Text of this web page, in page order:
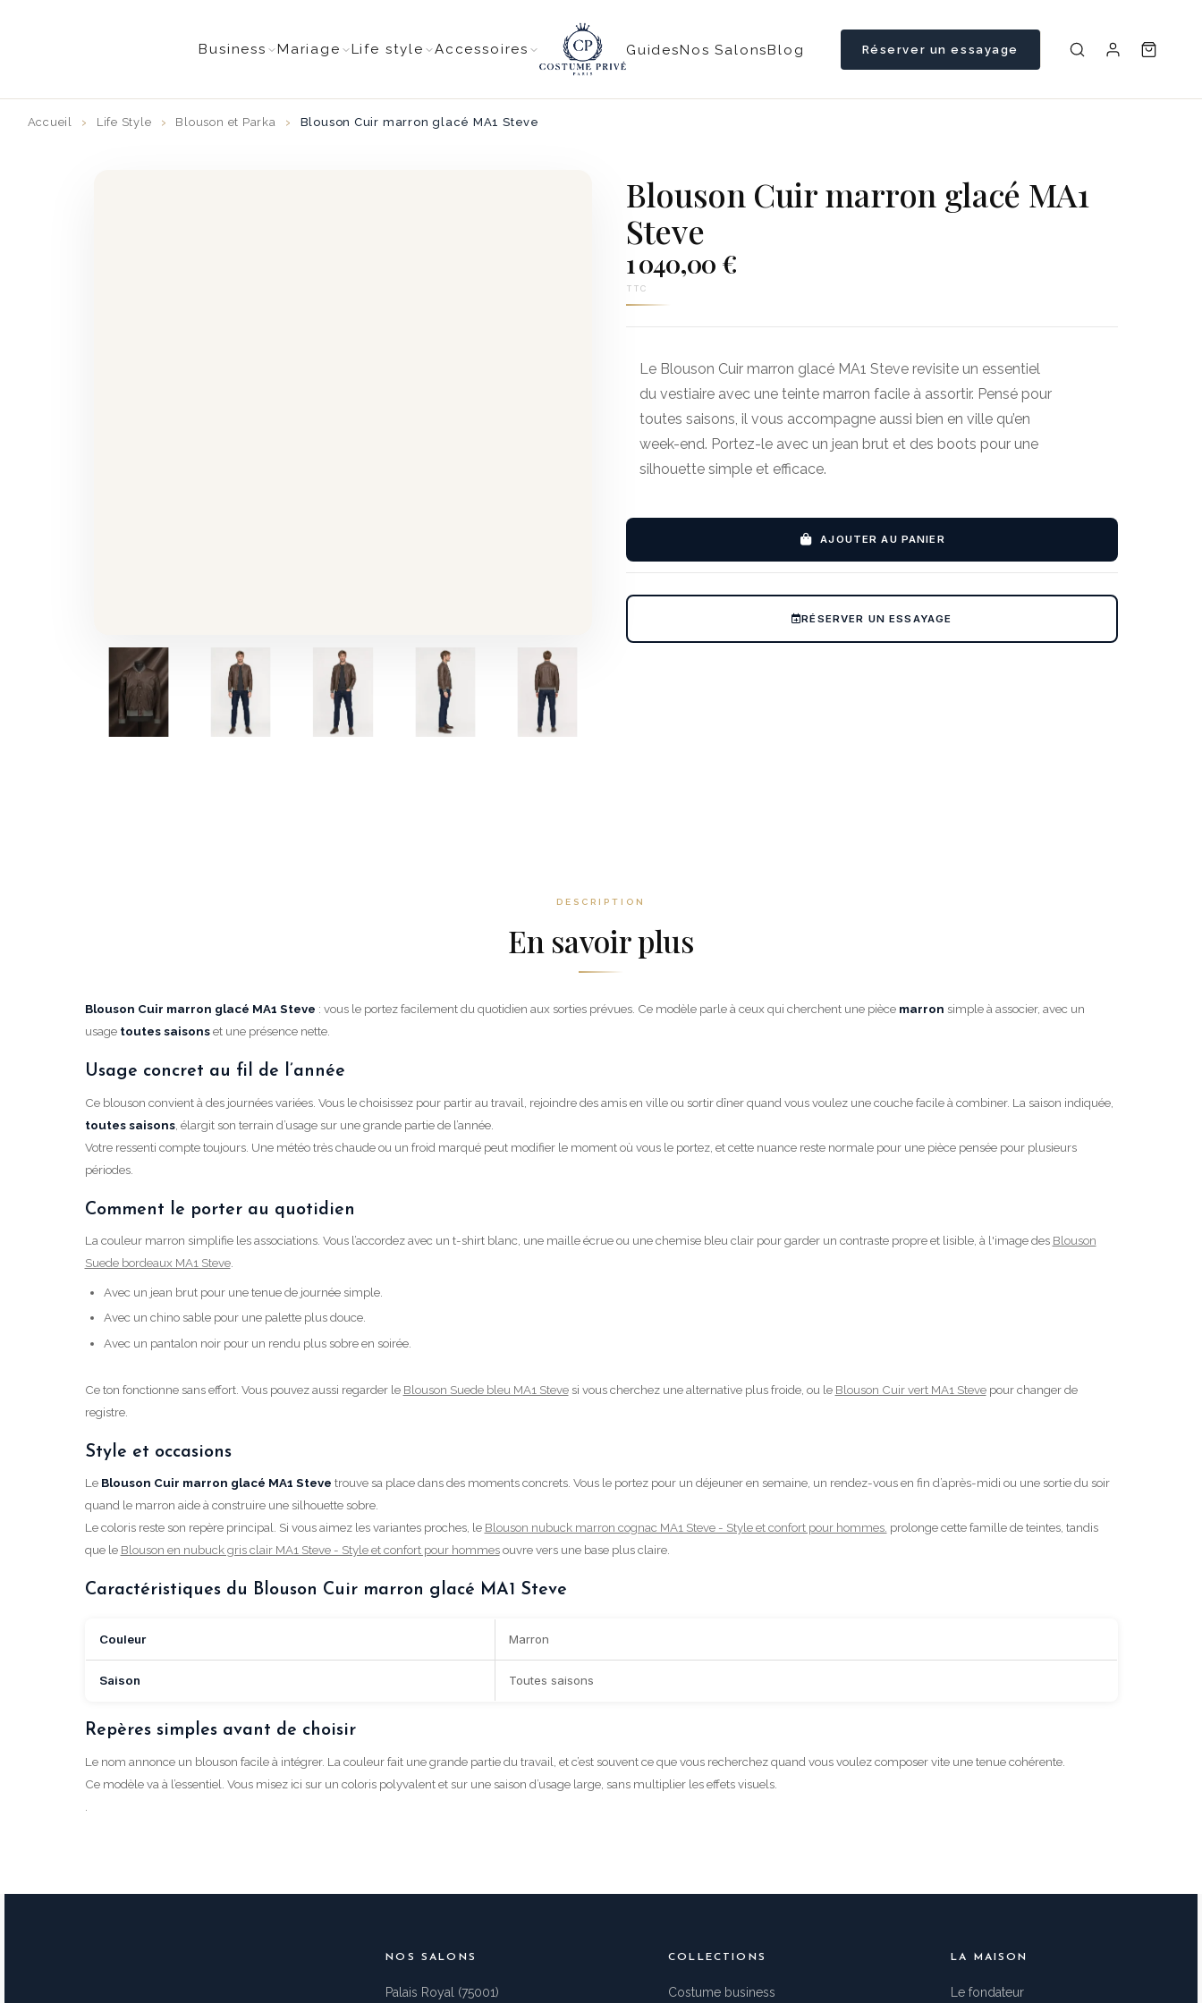
Business Mariage Life style Accessoires GuidesNos SalonsBlog Réserver un essayage
Accueil Life Style Blouson et Parka Blouson Cuir marron glacé MA1 Steve
Blouson Cuir marron glacé MA1
Steve
1 040,00 €
TTC
Le Blouson Cuir marron glacé MA1 Steve revisite un essentiel
du vestiaire avec une teinte marron facile à assortir. Pensé pour
toutes saisons, il vous accompagne aussi bien en ville qu’en
week-end. Portez-le avec un jean brut et des boots pour une
silhouette simple et efficace.
AJOUTER AU PANIER
RÉSERVER UN ESSAYAGE
DESCRIPTION
En savoir plus
Blouson Cuir marron glacé MA1 Steve : vous le portez facilement du quotidien aux sorties prévues. Ce modèle parle à ceux qui cherchent une pièce marron simple à associer, avec un
usage toutes saisonset une présence nette.
Usage concret au fil de l’année
Ce blouson convient à des journées variées. Vous le choisissez pour partir au travail, rejoindre des amis en ville ou sortir dîner quand vous voulez une couche facile à combiner. La saison indiquée,
toutes saisons, élargit son terrain d’usage sur une grande partie de l’année.
Votre ressenti compte toujours. Une météo très chaude ou un froid marqué peut modifier le moment où vous le portez, et cette nuance reste normale pour une pièce pensée pour plusieurs
périodes.
Comment le porter au quotidien
La couleur marron simplifie les associations. Vous l’accordez avec un t-shirt blanc, une maille écrue ou une chemise bleu clair pour garder un contraste propre et lisible, à l'image des Blouson
Suede bordeaux MA1 Steve.
Avec un jean brut pour une tenue de journée simple.
Avec un chino sable pour une palette plus douce.
Avec un pantalon noir pour un rendu plus sobre en soirée.
Ce ton fonctionne sans effort. Vous pouvez aussi regarder le Blouson Suede bleu MA1 Stevesi vous cherchez une alternative plus froide, ou le Blouson Cuir vert MA1 Stevepour changer de
registre.
Style et occasions
Le Blouson Cuir marron glacé MA1 Steve trouve sa place dans des moments concrets. Vous le portez pour un déjeuner en semaine, un rendez-vous en fin d’après-midi ou une sortie du soir
quand le marron aide à construire une silhouette sobre.
Le coloris reste son repère principal. Si vous aimez les variantes proches, le Blouson nubuck marron cognac MA1 Steve - Style et confort pour hommes. prolonge cette famille de teintes, tandis
que le Blouson en nubuck gris clair MA1 Steve - Style et confort pour hommesouvre vers une base plus claire.
Caractéristiques du Blouson Cuir marron glacé MA1 Steve
Couleur Marron
Saison Toutes saisons
Repères simples avant de choisir
Le nom annonce un blouson facile à intégrer. La couleur fait une grande partie du travail, et c’est souvent ce que vous recherchez quand vous voulez composer vite une tenue cohérente.
Ce modèle va à l’essentiel. Vous misez ici sur un coloris polyvalent et sur une saison d’usage large, sans multiplier les effets visuels.
NOS SALONS
Palais Royal (75001)
COLLECTIONS
Costume business
LA MAISON
Le fondateur